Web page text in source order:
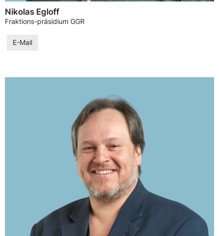
Nikolas Egloff
Fraktions-präsidium GGR
E-Mail